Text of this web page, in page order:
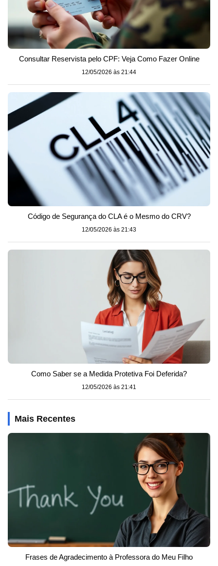
Consultar Reservista pelo CPF: Veja Como Fazer Online
12/05/2026 às 21:44
Código de Segurança do CLA é o Mesmo do CRV?
12/05/2026 às 21:43
Como Saber se a Medida Protetiva Foi Deferida?
12/05/2026 às 21:41
Mais Recentes
Frases de Agradecimento à Professora do Meu Filho